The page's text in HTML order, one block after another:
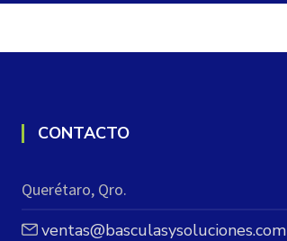
CONTACTO
Querétaro, Qro.
ventas@basculasysoluciones.com